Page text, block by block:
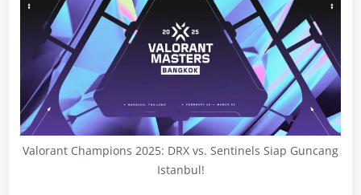
Valorant Champions 2025: DRX vs. Sentinels Siap Guncang
Istanbul!